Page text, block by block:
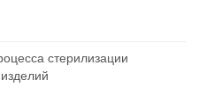
стерилизации